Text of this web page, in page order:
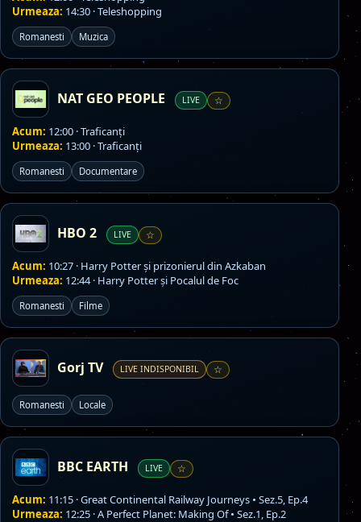
Urmeaza: 14:30 · Teleshopping
Romanesti Muzica
NAT GEO PEOPLE LIVE ☆
Acum: 12:00 · Traficanți
Urmeaza: 13:00 · Traficanți
Romanesti Documentare
HBO 2 LIVE ☆
Acum: 10:27 · Harry Potter și prizonierul din Azkaban
Urmeaza: 12:44 · Harry Potter și Pocalul de Foc
Romanesti Filme
Gorj TV LIVE INDISPONIBIL ☆
Romanesti Locale
BBC EARTH LIVE ☆
Acum: 11:15 · Great Continental Railway Journeys • Sez.5, Ep.4
Urmeaza: 12:25 · A Perfect Planet: Making Of • Sez.1, Ep.2